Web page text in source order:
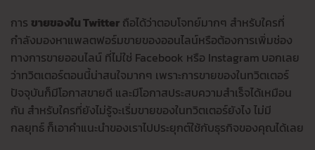
การ ขายของใน Twitter ถือได้ว่าตอบโจทย์มากๆ สำหรับใครที่
กำลังมองหาแพลตฟอร์มขายของออนไลน์หรือต้องการเพิ่มช่อง
ทางการขายออนไลน์ ที่ไม่ใช่ Facebook หรือ Instagram บอกเลย
ว่าทวิตเตอร์ตอนนี้น่าสนใจมากๆ เพราะการขายของในทวิตเตอร์
ปัจจุบันก็มีโอกาสขายดี และมีโอกาสประสบความสำเร็จได้เหมือน
กัน สำหรับใครที่ยังไม่รู้จะเริ่มขายของในทวิตเตอร์ยังไง ไม่มี
กลยุทธ์ ก็เอาคำแนะนำของเราไปประยุกต์ใช้กับธุรกิจของคุณได้เลย